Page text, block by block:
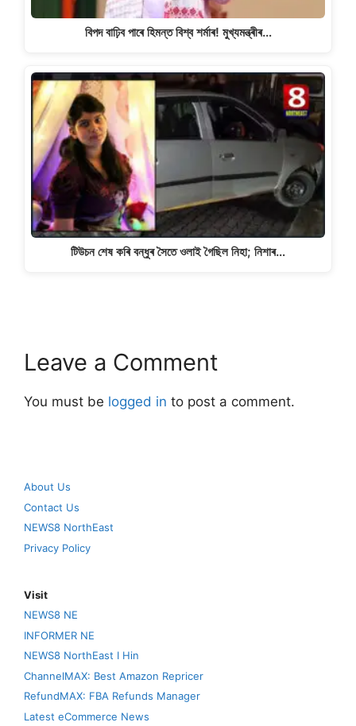
বিপদ বাঢ়িব পাৰে হিমন্ত বিশ্ব শৰ্মাৰ! মুখ্যমন্ত্ৰীৰ…
টিউচন শেষ কৰি বন্ধুৰ সৈতে ওলাই গৈছিল নিহা; নিশাৰ…
Leave a Comment
You must be logged in to post a comment.
About Us
Contact Us
NEWS8 NorthEast
Privacy Policy
Visit
NEWS8 NE
INFORMER NE
NEWS8 NorthEast I Hin
ChannelMAX: Best Amazon Repricer
RefundMAX: FBA Refunds Manager
Latest eCommerce News